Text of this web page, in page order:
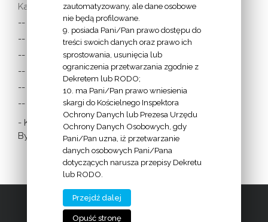
Katolicka:
-- w Austrii
-- w Anglii i Walii
-- w Irlandii
-- we Francji
-- w Niemczech
-- w Szkocji
- Katolicka
Bydgoszcz
2009 - 2016 | Diecezja Bydgoska |
zautomatyzowany, ale dane osobowe
nie będą profilowane.
9. posiada Pani/Pan prawo dostępu do
treści swoich danych oraz prawo ich
sprostowania, usunięcia lub
ograniczenia przetwarzania zgodnie z
Dekretem lub RODO;
10. ma Pani/Pan prawo wniesienia
skargi do Kościelnego Inspektora
Ochrony Danych lub Prezesa Urzędu
Ochrony Danych Osobowych, gdy
Pani/Pan uzna, iż przetwarzanie
danych osobowych Pani/Pana
dotyczących narusza przepisy Dekretu
lub RODO.
Przejdź dalej
Opuść stronę